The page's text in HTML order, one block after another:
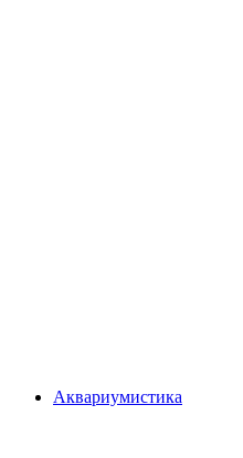
Аквариумистика